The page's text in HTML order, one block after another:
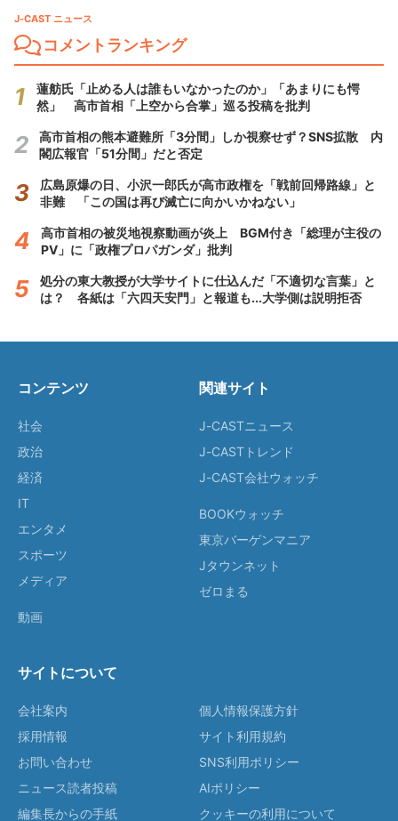
J-CAST ニュース
コメントランキング
蓮舫氏「止める人は誰もいなかったのか」「あまりにも愕
然」 高市首相「上空から合掌」巡る投稿を批判
高市首相の熊本避難所「3分間」しか視察せず？SNS拡散 内
閣広報官「51分間」だと否定
広島原爆の日、小沢一郎氏が高市政権を「戦前回帰路線」と
非難 「この国は再び滅亡に向かいかねない」
高市首相の被災地視察動画が炎上 BGM付き「総理が主役の
PV」に「政権プロパガンダ」批判
処分の東大教授が大学サイトに仕込んだ「不適切な言葉」と
は？ 各紙は「六四天安門」と報道も...大学側は説明拒否
コンテンツ
社会
政治
経済
IT
エンタメ
スポーツ
メディア
動画
関連サイト
J-CASTニュース
J-CASTトレンド
J-CAST会社ウォッチ
BOOKウォッチ
東京バーゲンマニア
Jタウンネット
ゼロまる
サイトについて
会社案内
採用情報
お問い合わせ
ニュース読者投稿
編集長からの手紙
個人情報保護方針
サイト利用規約
SNS利用ポリシー
AIポリシー
クッキーの利用について